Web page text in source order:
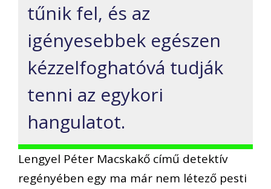
tűnik fel, és az
igényesebbek egészen
kézzelfoghatóvá tudják
tenni az egykori
hangulatot.
Lengyel Péter Macskakő című detektív
regényében egy ma már nem létező pesti